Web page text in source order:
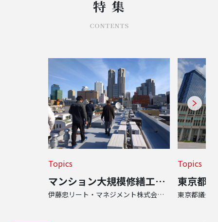
特 集
CONTENTS
Topics
マンション大規模修繕工事の竣工検査の様子をご紹介します
伊藤忠リート・マネジメント株式会社 様
Topics